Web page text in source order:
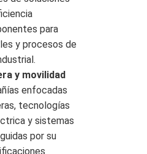
para
y procesos de
y movilidad
enfocadas
tecnologías
y sistemas
por su